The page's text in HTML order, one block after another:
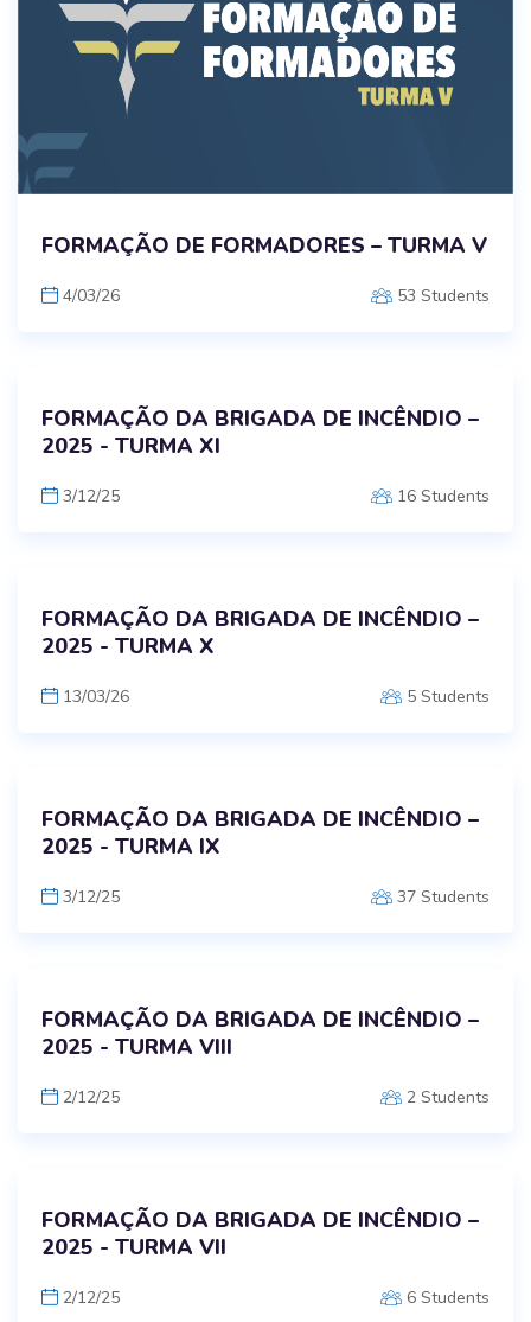
FORMAÇÃO DE FORMADORES – TURMA V
4/03/26 53 Students
FORMAÇÃO DA BRIGADA DE INCÊNDIO –
2025 - TURMA XI
3/12/25 16 Students
FORMAÇÃO DA BRIGADA DE INCÊNDIO –
2025 - TURMA X
13/03/26 5 Students
FORMAÇÃO DA BRIGADA DE INCÊNDIO –
2025 - TURMA IX
3/12/25 37 Students
FORMAÇÃO DA BRIGADA DE INCÊNDIO –
2025 - TURMA VIII
2/12/25 2 Students
FORMAÇÃO DA BRIGADA DE INCÊNDIO –
2025 - TURMA VII
2/12/25 6 Students